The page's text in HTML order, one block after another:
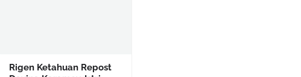
Rigen Ketahuan Repost